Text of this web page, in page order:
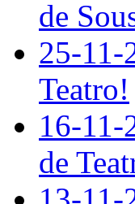
de
25-11-
Teatro!
16-11-
de